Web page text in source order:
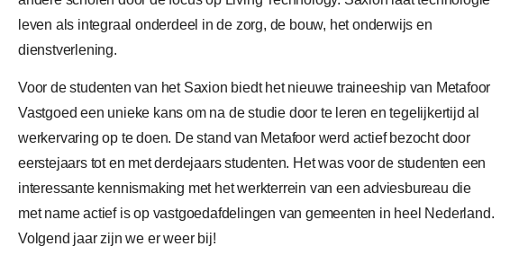
leven als integraal onderdeel in de zorg, de bouw, het onderwijs en
dienstverlening.
Voor de studenten van het Saxion biedt het nieuwe traineeship van Metafoor
Vastgoed een unieke kans om na de studie door te leren en tegelijkertijd al
werkervaring op te doen. De stand van Metafoor werd actief bezocht door
eerstejaars tot en met derdejaars studenten. Het was voor de studenten een
interessante kennismaking met het werkterrein van een adviesbureau die
met name actief is op vastgoedafdelingen van gemeenten in heel Nederland.
Volgend jaar zijn we er weer bij!